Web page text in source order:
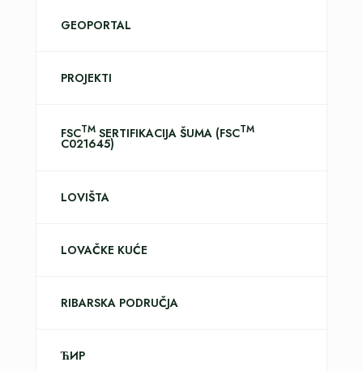
GEOPORTAL
PROJEKTI
FSCTM SERTIFIKACIJA ŠUMA (FSCTM
C021645)
LOVIŠTA
LOVAČKE KUĆE
RIBARSKA PODRUČJA
ЋИР